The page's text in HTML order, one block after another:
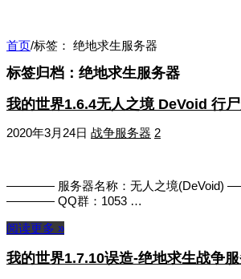
首页/标签： 绝地求生服务器
标签归档： 绝地求生服务器
我的世界1.6.4无人之境 DeVoid 行
2020年3月24日 战争服务器 2
———— 服务器名称：无人之境(DeVoid)
———— QQ群：1053 …
阅读更多 »
我的世界1.7.10误造-绝地求生战争